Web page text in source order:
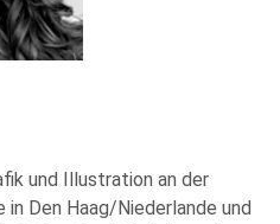
und Illustration an der
Den Haag/Niederlande und